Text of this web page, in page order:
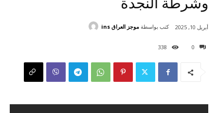
0
338
أبريل 10, 2025 كتب بواسطة موجز العراق ins